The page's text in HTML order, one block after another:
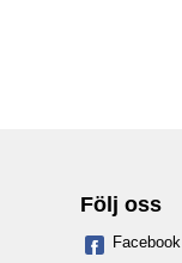
Följ oss
Facebook